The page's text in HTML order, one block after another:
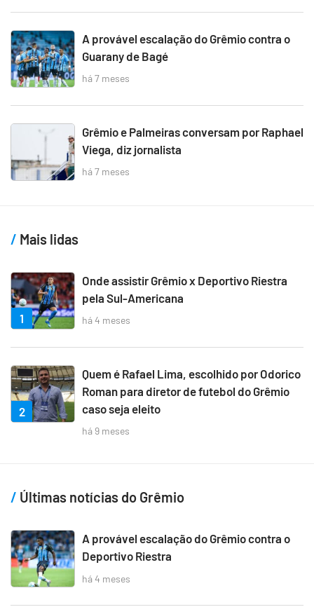
A provável escalação do Grêmio contra o
Guarany de Bagé
há 7 meses
Grêmio e Palmeiras conversam por Raphael
Viega, diz jornalista
há 7 meses
Mais lidas
1
Onde assistir Grêmio x Deportivo Riestra
pela Sul-Americana
há 4 meses
2
Quem é Rafael Lima, escolhido por Odorico
Roman para diretor de futebol do Grêmio
caso seja eleito
há 9 meses
Últimas notícias do Grêmio
A provável escalação do Grêmio contra o
Deportivo Riestra
há 4 meses